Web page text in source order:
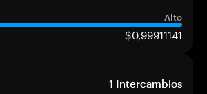
Alto
$0,99911141
1 Intercambios